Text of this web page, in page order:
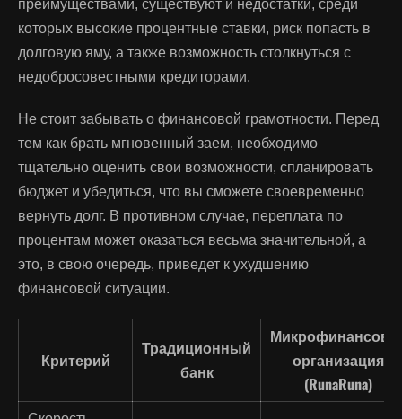
преимуществами, существуют и недостатки, среди
которых высокие процентные ставки, риск попасть в
долговую яму, а также возможность столкнуться с
недобросовестными кредиторами.
Не стоит забывать о финансовой грамотности. Перед
тем как брать мгновенный заем, необходимо
тщательно оценить свои возможности, спланировать
бюджет и убедиться, что вы сможете своевременно
вернуть долг. В противном случае, переплата по
процентам может оказаться весьма значительной, а
это, в свою очередь, приведет к ухудшению
финансовой ситуации.
Критерий
Традиционный
банк
организация
(RunaRuna)